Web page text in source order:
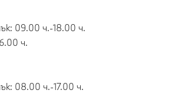
09.00 ч.-18.00 ч.
ч.
08.00 ч.-17.00 ч.